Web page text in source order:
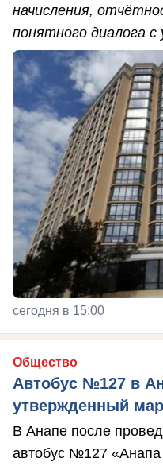
начисления,
понятного диалога
сегодня в 15:00
Общество
Автобус №127 в
утвержденный
В Анапе после
автобус №127